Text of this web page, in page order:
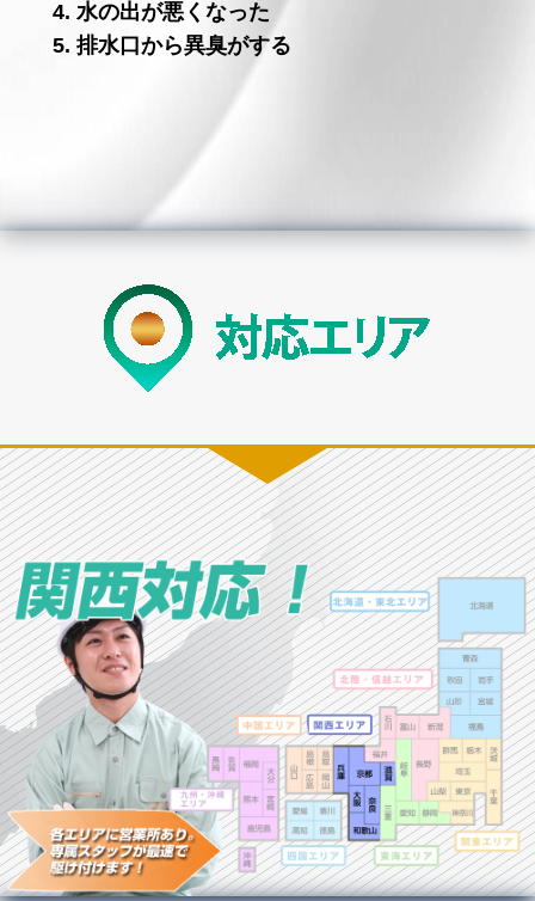
4. 水の出が悪くなった
5. 排水口から異臭がする